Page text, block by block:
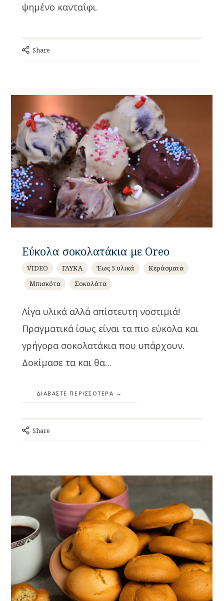
ψημένο κανταΐφι.
Share
Εύκολα σοκολατάκια με Oreo
VIDEO ΓΛΥΚΑ Έως 5 υλικά
Κεράσματα
Μπισκότα
Σοκολάτα
Λίγα υλικά αλλά απίστευτη νοστιμιά!
Πραγματικά ίσως είναι τα πιο εύκολα και
γρήγορα σοκολατάκια που υπάρχουν.
Δοκίμασε τα και θα…
ΔΙΑΒΆΣΤΕ ΠΕΡΙΣΣΌΤΕΡΑ
Share